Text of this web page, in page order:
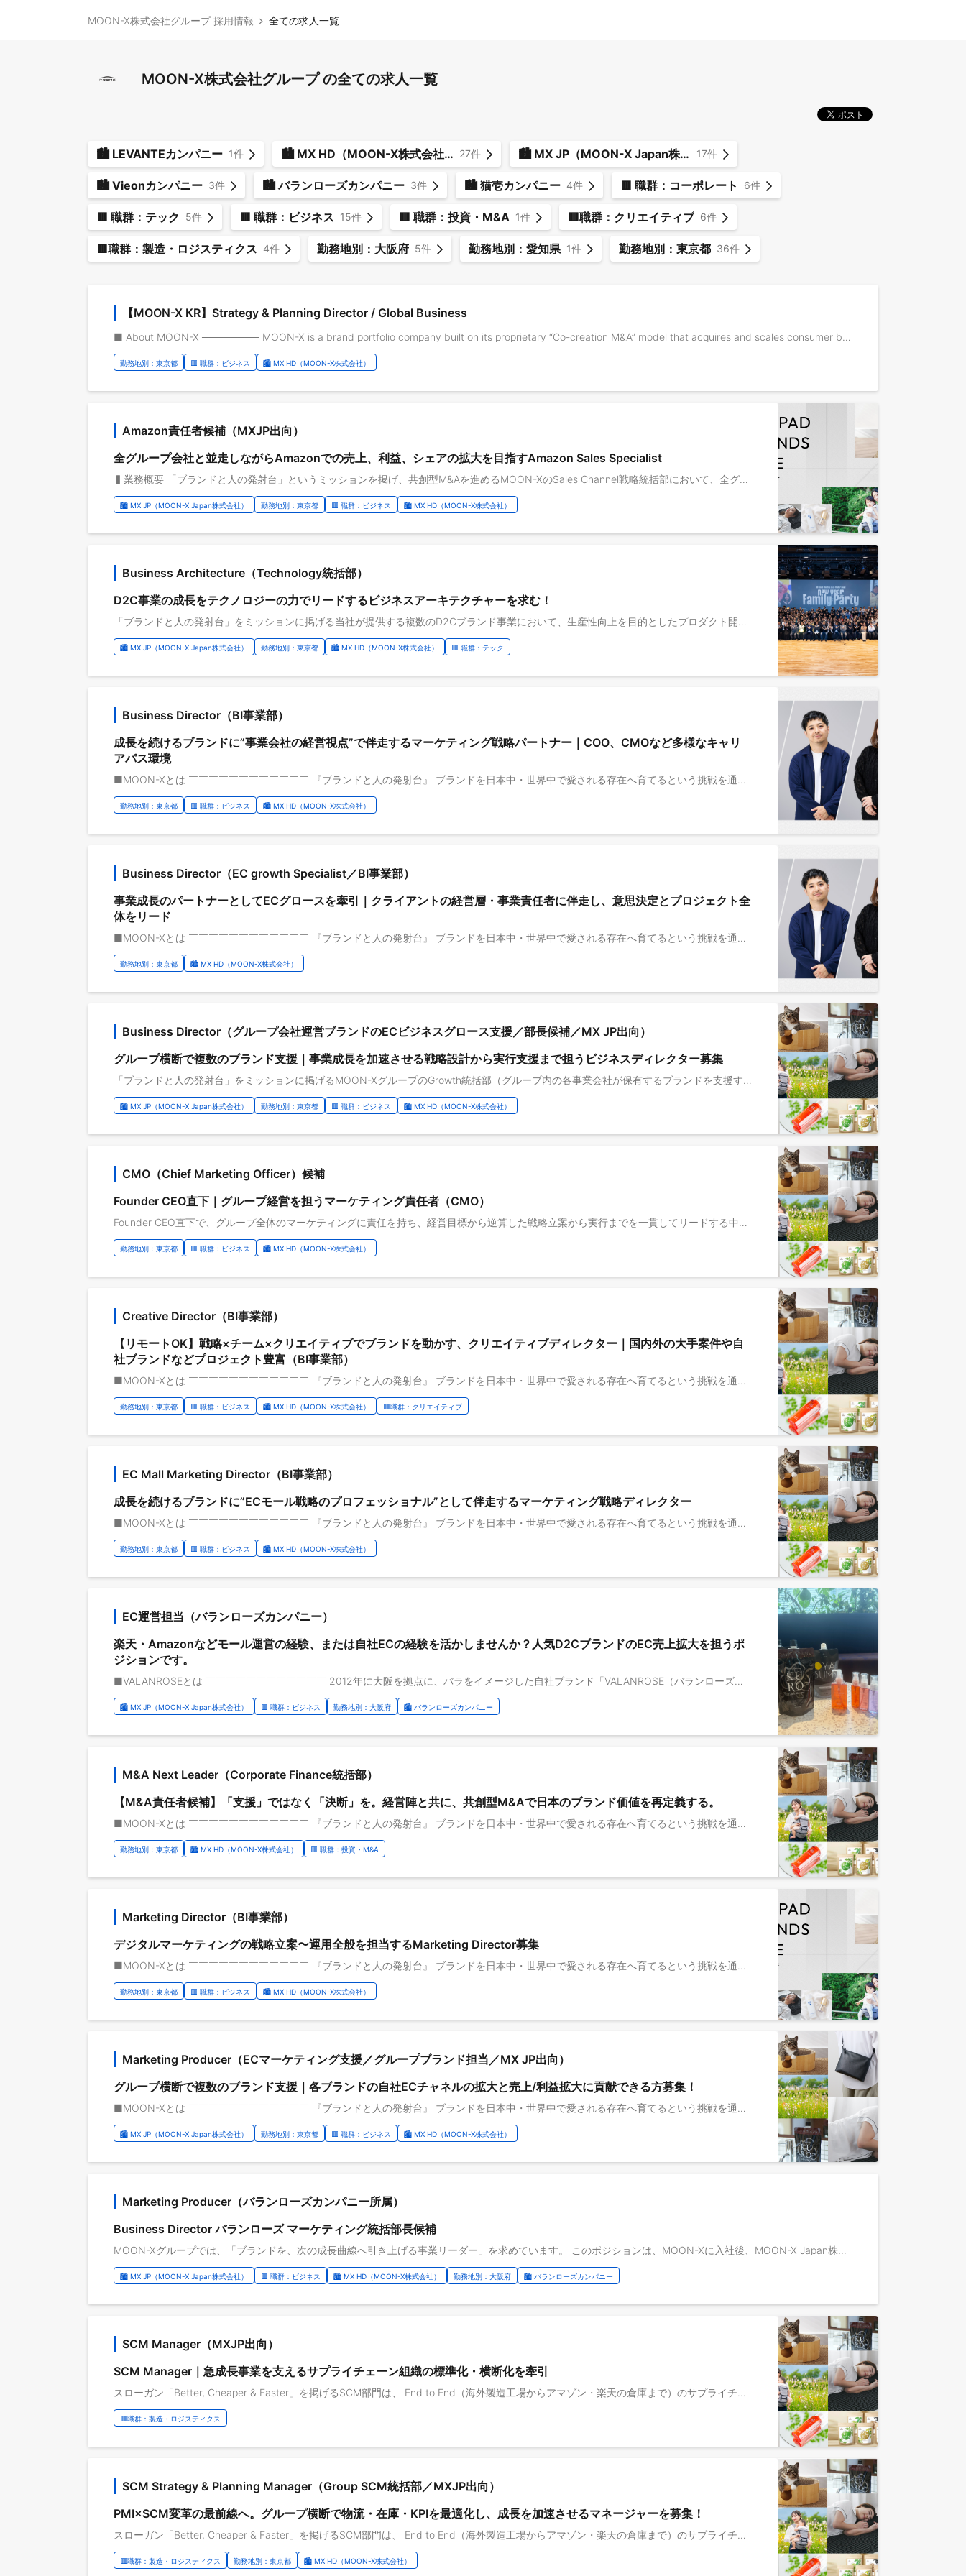
MOON-X株式会社グループ 採用情報 全ての求人一覧
MOON-X株式会社グループ の全ての求人一覧
🏙️ LEVANTEカンパニー 1件 🏙️ MX HD（MOON-X株式会社） 27件 🏙️ MX JP（MOON-X Japan株式会社） 17件
🏙️ Vieonカンパニー 3件 🏙️ バランローズカンパニー 3件 🏙️ 猫壱カンパニー 4件 🟥 職群：コーポレート 6件
🟥 職群：テック 5件 🟥 職群：ビジネス 15件 🟥 職群：投資・M&A 1件 🟥職群：クリエイティブ 6件
🟥職群：製造・ロジスティクス 4件 勤務地別：大阪府 5件 勤務地別：愛知県 1件 勤務地別：東京都 36件
【MOON-X KR】Strategy & Planning Director / Global Business
■ About MOON-X ──────── MOON-X is a brand portfolio company built on its proprietary “Co-creation M&A” model that acquires and scales consumer brands through operational excellence, digital expertise, and strong brand-building capabilities. We partner with founders to unlock long-term growth and build enduring category leaders. ■ Role Overview ──────── We are hiring a senior strategic leader to drive integration and value creation of new businesses in Korea. While Post-Merger Integration (PMI) experience is a plus, we prioritize strong strategic thinking, structured problem solving, and exceptional communication skills over formal integration background. This role will operate at the center of business decision-making, working closely with leadership to shape direction, align stakeholders, and ensure execution excellence. And this role is expected to lead the entire KR business eventually. ■ Key Responsibilities ──────── • Define integration priorities and value creation roadmap • Drive cross-functional alignment across business, operations, finance, and brand teams • Structure complex issues and translate strategy into executable plans • Track performance, identify gaps, and course-correct quickly • Serve as a communication bridge between leadership and operating teams • Support key strategic decisions and long-term organizational design ■Why This Role ──────── • Direct impact on high-priority strategic initiatives • High exposure to executive leadership • Opportunity to evolve into a broader organizational leadership role as MOON-X scales
勤務地別：東京都 🟥 職群：ビジネス 🏙️ MX HD（MOON-X株式会社）
Amazon責任者候補（MXJP出向）
全グループ会社と並走しながらAmazonでの売上、利益、シェアの拡大を目指すAmazon Sales Specialist
▍業務概要 「ブランドと人の発射台」というミッションを掲げ、共創型M&Aを進めるMOON-XのSales Channel戦略統括部において、全グループ会社と並走しながらAmazonでの売上、利益、シェアの拡大をお任せします。また、M&Aが実施される際は、候補の会社とのDDからPMI、そしてその後の事業計画の立案から実行までを担当していただきます。 日本・海外を問わず、弊社内で最もAmazonプラットフォームで成功する方法を知るAmazon責任者としての役割を期待しています。 ▍業務内容 全てのグループ会社のAmazonにおける売上と利益に責任を持ち、セラーモデルとベンダーモデルの両方において、以下をグループ会社と実現いただきます。 ・検索ランキング向上 ・新製品の立ち上げ ・ベストセラー商品の増加 ・適正な売価設定 ・広告費最適化 ・サプライチェーンの効率化 ・クリエイティブコンテンツの充実化 ・レビュー＆レイティング管理 ・プライムデーなどのベントでの成功事例構築 さらに、上記Amazonプラットフォームで成功するための方法を仕組み化・平準化することをお願いいたします。 ※変更の範囲：会社の定める業務の範囲による ▍レポートライン Sales Channel戦略統括部長（執行役員/CRO兼任）へKPI（Amazonの全グループ会社の売上・利益）をレポートいただきます。 https://www.moon-x.com/member/profile/sekiguchi ▍ポジションの魅力 ・巨大なAmazonプラットフォームで、消費者の生活を豊かにするMOON-X商品を、自らの行動によって、消費者に届けていくことができる。また、Amazonでの売上拡大、シェア拡大を日々実感することができる。 ・さまざまなグループ会社との協働、Amazonで勝つための戦略立案〜実行を行うことにより、事業運営の基礎から応用まで体得することができる ・急成長を続けているMOON-XをリードするSales Channelチームメンバーとして会社に貢献できる。また優秀且つダイバーシティに富んだMOON-X、グループ会社メンバーとOne Teamで仕事ができ、共に成長できる ▍入社後のキャリアパス Amazon責任者として6ヶ月〜1年で結果を出していただき、その後のキャリアパスは、結果・スキル・伸び代・本人の希望をもとに、上長とディスカッション、決定していくことができます。 ▍MOON-XのCulture We are Family：家族のように理解し合い、助け合い、学び合う Good Vibes：仕事やプロジェクトにポジティブな気持ちで取り組む Consumer is BOSS：お客様の期待値を超えるために、できることを考え抜く スピード狂：今できることは、即断即決で、やり切る 鉛弾マインド：困難な状況に直面しても、立ち向かい前進し続ける
🏙️ MX JP（MOON-X Japan株式会社） 勤務地別：東京都 🟥 職群：ビジネス 🏙️ MX HD（MOON-X株式会社）
Business Architecture（Technology統括部）
D2C事業の成長をテクノロジーの力でリードするビジネスアーキテクチャーを求む！
「ブランドと人の発射台」をミッションに掲げる当社が提供する複数のD2Cブランド事業において、生産性向上を目的としたプロダクト開発・システム導入などを、責任者としてグループ全体に対し横断的にリードしていただくDX Directorを募集しております。 ▍業務ミッション まずは当社が運営するD2Cブランド事業のオペレーションを理解し、課題の掘り起こしをおこなっていただきます。 そこから生産性の向上や業務効率の改善に必要な施策を立案し、社内のTechnical Director（事業担当PdM）、エンジニア、外部ベンダー等と協力して、プロダクト開発やシステムの導入をお任せいたします。 また、システム導入後、生産性や業務効率の恒常的な改善に向けて、継続的なアップデートを推進していただきます。 今後、事業規模が大きくなる中で、その時々のフェーズに応じて生産性向上に向けた施策を継続的におこなうのが本ポジションのミッションです。 ■具体的な仕事内容 ￣￣￣￣￣￣￣￣￣￣￣￣ ・複数のD2Cブランド事業のオペレーション課題の掘り起こしや可視化 ・生産性の向上や業務効率改善に向けた仮説の組み立てや施策立案 ・オペレーション課題の解決や業務効率改善に向け、プロダクト開発やシステムの導入 ・システム導入後の改善・改変 ・社内のTechnical Director（事業担当PdM）、エンジニア、外部ベンダー等、関係各所との連携 ※現在事業拡大中のため、今後フェーズの変化に応じて業務領域や役割が広がる可能性があります。 ※変更の範囲：会社の定める業務の範囲による ▍ポジションの魅力 社内の各分野における一流のプロフェッショナルたちと協働しながら、テクノロジーを活用して事業の成長に貢献できるのが本ポジションの魅力です。 また、スタートアップならではの事業や組織のスピード感ある成長をダイナミックかつダイレクトに感じることができるのも醍醐味です。 ▍入社後のキャリアパス まずは当社の自社ブランド運営事業において、DX Directorとして生産性の改善に携わっていただきます。 その後ご希望を踏まえて、 --------- ①現在のポジションのままDX Directorとしてチーム全体を統括していただく ②当社が提供するD2Cブランド事業において、Technologyを活用して事業成長をリードするポジションへの転身 --------- など、社内にて複数のキャリアパスをご用意しております。 ご自身のキャリアプランやスキルセットに応じて、ご相談が可能です。
🏙️ MX JP（MOON-X Japan株式会社） 勤務地別：東京都 🏙️ MX HD（MOON-X株式会社） 🟥 職群：テック
Business Director（BI事業部）
成長を続けるブランドに”事業会社の経営視点”で伴走するマーケティング戦略パートナー｜COO、CMOなど多様なキャリ
アパス環境
■MOON-Xとは ￣￣￣￣￣￣￣￣￣￣￣￣ 『ブランドと人の発射台』 ブランドを日本中・世界中で愛される存在へ育てるという挑戦を通じて、関わる人も、大きく成長していくことをめざしています。 ■事業 ￣￣￣￣￣￣￣￣￣￣￣￣ ◎ ブランド事業： MOON-Xは、人々のより良い暮らしを叶える多様なブランドを国内外で展開しています。 ブランド連携によるシナジーを活かし、人材・顧客体験の設計・テクノロジーの活用・販売チャネル戦略・サプライチェーン・クリエイティブなどの成功ノウハウをブランド間で共有し、個々のブランドの成長を加速させます。 これにより、大手ECモールからオフラインチャネルまで、グローバルな市場での展開を広げながら、生活を豊かにする価値を継続的にお客様へお届けします。 ◎ コンサルティング事業： 自社で複数ブランドを成長させてきた成功ノウハウと、支援会社でキャリアを積んだマーケティングのプロフェッショナルが持つ専門性を掛け合わせ、戦略設計から施策実行、日々の改善まで一気通貫で支援します。 業種を問わず、フルファネルでの高い成長シナリオを設計し、日々の運用に伴走することで、クライアントの継続的な事業成長を実現します。 ■期待している役割 ￣￣￣￣￣￣￣￣￣￣￣￣ クライアントの戦略パートナーとして、経営・事業視点から課題を構造化し、売上成長に向けた意思決定と実行をリードしていただきます。 マーケティング戦略の設計から、チーム・外部パートナーを巻き込んだ実行ディレクションまで、一貫して担っていただくポジションです。 ご経験やスキルに応じて、マネージャーレイヤーとしてチームマネジメントも行っていただきます。 ■具体的な仕事内容 ￣￣￣￣￣￣￣￣￣￣￣￣ ・クライアントへのイシューヒアリング、戦略パートナーとしての分析・提案リード ・プロジェクトマネジメント ・マーケティング戦略立案(ターゲット、コミュニケーション、チャネルなど) ・社内外ステークホルダー(社外パートナー含む)の実行ディレクション・進行管理 ・担当クライアントの売上KPI管理 ・クライアントとチームに対して、プロジェクトに関するフィードバック ※ご経験やスキルに応じてマネージャーとしてチームマネジメントも担っていただきます 【チーム体制】 クライアント ↓↑ カウンターパート：ビジネスディレクター（本ポジション） ↓↑ ・マーケティングディレクター（＋マーケティングストラテジスト1-2名） ・クリエイティブディレクター（＋デザイナー） クライアント1社につき、ビジネスディレクターの他4-5名のチーム体制が中心です。 その他、戦略や規模に応じて社内外の各プロフェッショナルと連携し進めます。そのディレクションを担うポジションです。 ※以下の領域には社内で部署横断で担当しているチームがあります。それぞれについて専門知識や経験は必ずしも必要ありません。連携を図りながら主体的にコンサルティングを進めていく形となります。 ・広報、PR、ブランディング ・デザイン、クリエイティブ ・D2Cブランドの商品企画、製品開発 ・Web/LP制作・ECシステム開発 ・サプライチェーン ※変更の範囲：会社の定める業務の範囲による ■ポジションの特徴・魅力 ￣￣￣￣￣￣￣￣￣￣￣￣ 【組織/チーム】 ・マーケティングに秀でた経営チームのもと、専門性の高い価値提供に携れる (代表のキャリア：FacebookJapan代表←楽天←P&G) ・スタートアップならではの共に事業を大きくしていく醍醐味が味わえる ・シリーズCの資金調達（総額76億円）で攻めのフェーズで事業とともに成長できる 【ポジション】 ・ハンズオンのパートナーとして業界を代表する企業の経営陣やマネジャーに伴走できる ・事業側のリソースを使って運用が可能（SCMや開発チームとの連携、ディストリビューターモデルの利用など） ・広告運用のエグゼキューションはなし ※想定所属先はMOON-X株式会社です。働き方については下部応募概要欄をご参照ください。 【キャリア、スキルアップ】 ・M&Aを積極的にしかけ、永続的な成長をめざすMOON-Xならではの豊富なキャリアパスが描ける ・チャレンジ次第では、グループ会社(自社ECブランド事業)のCMO/COO/事業責任者/インハウスマーケター/ブランドマネージャーもお任せしたいと考えています。 ※自社ブランドのCOOに、Brand Inovation事業部から転籍した実績あり 【働き方】 ・情報の透明性が高く、Impactを重視する社風。リモート/出社のフレキシブルな働き方で、生産性の最大化が図れる ■支援している具体的な領域 https://www.moon-x.com/business/consulting 1. 戦略立案：事業戦略、マーケティング戦略、コミュニケーション戦略の策定 2. ビジネス支援：商品開発。消費者調査、ブランド認知獲得、EC顧客獲得、モール支援、クリエイティブ制作 3. テック領域の構築・運用：DX推進、システム構築、UI/UX改善 4. グローバルビジネス支援：日本市場進出の事業戦略策定、ECを中心とした実行支援 5. MOON-X自社ブランド支援：ブランド認知獲得、自社ECサイトの立ち上げとグロース支援 など 今後は、海外ブランド支援を視野に入れ、国内外問わず多様なブランドに関わる機会が広がっています。 ■事業の成長と展望 2021年の事業ローンチ後、飛躍的かつ継続的にビジネスが成長しており、支援先を更に拡大し高い付加価値を生み出すべく体制強化を進めております。 ■ MOON-XのCulture ＆People ￣￣￣￣￣￣￣￣￣￣￣￣ ・コンサルから「事業家」へ。ナレッジと人が循環するBI事業部の成長環境 https://note.com/moonx/n/nd9a04b777941 ・大手コンサルマネージャーがベンチャーBusiness Directorへ転身。強力な仲間と「非連続なブランド成長」に挑む https://note.com/moonx/n/nfd0ce9a188b8 ・MOON-Xが育む「コンサル×事業視点を兼ね備えるマーケター集団」の可能性 https://note.com/moonx/n/n0369673ab45b ・MOON-Xってどんな会社？ https://note.com/moonx/n/nacd98e8020d7?magazine_key=m9e6061bdf742 ＊他にもnoteでさまざまな角度から会社を紹介しています。ぜひご覧ください。
勤務地別：東京都 🟥 職群：ビジネス 🏙️ MX HD（MOON-X株式会社）
Business Director（EC growth Specialist／BI事業部）
事業成長のパートナーとしてECグロースを牽引｜クライアントの経営層・事業責任者に伴走し、意思決定とプロジェクト全
体をリード
■MOON-Xとは ￣￣￣￣￣￣￣￣￣￣￣￣ 『ブランドと人の発射台』 ブランドを日本中・世界中で愛される存在へ育てるという挑戦を通じて、関わる人も、大きく成長していくことをめざしています。 ■事業 ￣￣￣￣￣￣￣￣￣￣￣￣ ◎ ブランド事業： MOON-Xは、人々のより良い暮らしを叶える多様なブランドを国内外で展開しています。 ブランド連携によるシナジーを活かし、人材・顧客体験の設計・テクノロジーの活用・販売チャネル戦略・サプライチェーン・クリエイティブなどの成功ノウハウをブランド間で共有し、個々のブランドの成長を加速させます。 これにより、大手ECモールからオフラインチャネルまで、グローバルな市場での展開を広げながら、生活を豊かにする価値を継続的にお客様へお届けします。 ◎ コンサルティング事業： 自社で複数ブランドを成長させてきた成功ノウハウと、支援会社でキャリアを積んだマーケティングのプロフェッショナルが持つ専門性を掛け合わせ、戦略設計から施策実行、日々の改善まで一気通貫で支援します。 業種を問わず、フルファネルでの高い成長シナリオを設計し、日々の運用に伴走することで、クライアントの継続的な事業成長を実現します。 ■期待している役割と募集背景 ￣￣￣￣￣￣￣￣￣￣￣￣ ハンズオン型のコンサルティング事業の中核として、クライアントのEC領域の事業成長を牽引することがミッションです。 主にクライアントのEC事業全体の成長を担うパートナーとして、売上・利益の最大化に向けた意思決定と実行をリードしていただきます。 市場環境や顧客データ、チャネル特性を踏まえて事業構造を捉え直し、自社EC・モールを含む複数チャネルにおける成長機会を特定。マーケティング、CRM、商品・価格戦略などを横断しながら、再現性のあるグロースモデルを構築・推進していただくことを期待しています。 また、MOON-Xが保有する自社ブランドの成長ノウハウやオペレーション知見を活かし、コンサルティングサービス自体の高度化・再設計にも関与いただくことを期待しています。事業会社としての実践知とクライアント支援を接続し、より高い付加価値を持つEC支援モデルの構築にも貢献いただけるポジションです。 これまで多くの大手企業・グローバル企業の支援に伴走していますが、特にEC事業を抜本的に成長（グロース）させたい」という相談が急増しており、ECグロース案件に携わるポジションとして募集します。 ※コンサルティング事業の特徴は、後半に記載 ■具体的な仕事内容 ￣￣￣￣￣￣￣￣￣￣￣￣ Business Director（EC growth Specialist）として、クライアントの経営層・事業責任者と対峙し、“事業責任者に近い立場”で意思決定とプロジェクト全体をリードしていただきます。 ・クライアントへのイシューヒアリング、戦略パートナーとしての分析・提案リード ・プロジェクトマネジメント ・売上/KPIに基づくマーケティング戦略立案（ターゲット、コミュニケーション、チャネルなど） ・社内外ステークホルダー（社外パートナー含む）と連携した施策実行の推進・進行管理 ・担当クライアントの売上KPI管理 ・クライアントとチームに対して、プロジェクトに関するフィードバック など ＊マーケティング戦略の設計にとどまらず、チャネル戦略（自社EC・モール）やCRM、商品・価格設計などを横断しながら、チーム・外部パートナーを巻き込んだ実行推進まで一貫して担っていただくポジションです。 ＊ご経験やスキルに応じて、マネージャーレイヤーとしてチームマネジメントも行っていただきます。 【チーム体制】 クライアント ↓↑ カウンターパート：ビジネスディレクター（本ポジション） ↓↑ ・マーケティングディレクター（＋マーケティングストラテジスト1-2名） ・クリエイティブディレクター（＋デザイナー） クライアント1社につき、ビジネスディレクターの他4-5名のチーム体制が中心です。 その他、戦略や規模に応じて社内外の各プロフェッショナルと連携し進めます。そのディレクションを担うポジションです。 ※以下の領域には社内で部署横断で担当しているチームがあります。それぞれについて専門知識や経験は必ずしも必要ありません。連携を図りながら主体的にコンサルティングを進めていく形となります。 ・広報、PR、ブランディング ・デザイン、クリエイティブ ・D2Cブランドの商品企画、製品開発 ・Web/LP制作・ECシステム開発 ・サプライチェーン ※変更の範囲：会社の定める業務の範囲による ※想定所属先はMOON-X株式会社です。働き方については下部応募概要欄をご参照ください。 ■ポジションの特徴・魅力 ￣￣￣￣￣￣￣￣￣￣￣￣ 【組織/チーム】 ・マーケティングに秀でた経営チームのもと、専門性の高い価値提供に携れます(代表のキャリア：FacebookJapan代表←楽天←P&G) ・スタートアップならではの共に事業を大きくしていく醍醐味が味わえます ・シリーズCの資金調達（総額76億円）で攻めのフェーズで事業とともに成長できます 【ポジション】 ・ハンズオンのパートナーとして業界を代表する企業の経営陣や事業グロースに伴走できます ・事業側のリソースを使って運用が可能（SCMや開発チームとの連携、ディストリビューターモデルの利用など）です 【キャリア、スキルアップ】 ・M&Aを積極的にしかけ、永続的な成長をめざすMOON-Xならではの豊富なキャリアパスが描けます ・チャレンジ次第では、グループ会社(自社ECブランド事業)のCMO/COO/事業責任者/インハウスマーケター/ブランドマネージャーもお任せしたいと考えています ※自社ブランドのCOOに、Brand Inovation事業部から転籍した実績あり 【働き方】 ・情報の透明性が高く、Impactを重視する社風。リモート/出社のフレキシブルな働き方で、生産性の最大化が図れます ■コンサルティング事業の特徴 ￣￣￣￣￣￣￣￣￣￣￣￣ 【Brand Innovation事業部とは】 当事業部では、自社ブランド運営で培った豊富な知見とノウハウを活かし、クライアントの多様な課題を解決するハンズオン型コンサルティングを展開しています。マーケティング戦略の立案からブランドコンセプトの設計、商品開発まで、クライアントのニーズに合わせた最適な価値を提供しています。 ■特徴 当事業部の最大の強みは、自社ブランド運営と外部ブランド支援で得た実践的な知見を活用し、相互シナジーを創出するユニークなスタイルにあります。従来のコンサルティングファームや広告代理店とは一線を画し、実行力と伴走型支援を重視したアプローチを採用しています。 支援先は多岐にわたり、外資系グローバル企業や、化粧品、消費財、アパレル、エンタメ、モビリティ、家電など、誰もが知る業界大手のクライアントも含まれます。一部の案件では、年数十億円規模の予算を動かすケースもあります。 また、年商200億円を超える企業の代表や役員がレポートラインとなるケースもあり、ハイレベルかつ重要度の高い課題に対してコンサルティングを行うことが特徴です。OwnershipとCommitmentを武器に、ほとんどの案件が継続的な支援へと発展しています。 ■支援している具体的な領域 https://www.moon-x.com/business/consulting 1. 戦略立案：事業戦略、マーケティング戦略、コミュニケーション戦略の策定 2. ビジネス支援：商品開発。消費者調査、ブランド認知獲得、EC顧客獲得、モール支援、クリエイティブ制作 3. テック領域の構築・運用：DX推進、システム構築、UI/UX改善 4. グローバルビジネス支援：日本市場進出の事業戦略策定、ECを中心とした実行支援 5. MOON-X自社ブランド支援：ブランド認知獲得、自社ECサイトの立ち上げとグロース支援 など 今後は、海外ブランド支援を視野に入れ、国内外問わず多様なブランドに関わる機会が広がっています。 ■事業の成長と展望 2021年の事業ローンチ後、飛躍的かつ継続的にビジネスが成長しており、支援先を更に拡大し高い付加価値を生み出すべく体制強化を進めております。 ■ MOON-XのCulture ＆People ￣￣￣￣￣￣￣￣￣￣￣￣ ・コンサルから「事業家」へ。ナレッジと人が循環するBI事業部の成長環境 https://note.com/moonx/n/nd9a04b777941 ・大手コンサルマネージャーがベンチャーBusiness Directorへ転身。強力な仲間と「非連続なブランド成長」に挑む https://note.com/moonx/n/nfd0ce9a188b8 ・MOON-Xが育む「コンサル×事業視点を兼ね備えるマーケター集団」の可能性 https://note.com/moonx/n/n0369673ab45b ・MOON-Xってどんな会社？ https://note.com/moonx/n/nacd98e8020d7?magazine_key=m9e6061bdf742 ＊他にもnoteでさまざまな角度から会社を紹介しています。ぜひご覧ください。
勤務地別：東京都 🏙️ MX HD（MOON-X株式会社）
Business Director（グループ会社運営ブランドのECビジネスグロース支援／部長候補／MX JP出向）
グループ横断で複数のブランド支援｜事業成長を加速させる戦略設計から実行支援まで担うビジネスディレクター募集
「ブランドと人の発射台」をミッションに掲げるMOON-XグループのGrowth統括部（グループ内の各事業会社が保有するブランドを支援するグループ横断の組織)にて、各ブランドの売上と利益の最大化における課題を発見し、戦略設計から実行までを行っていただく、Business Directorを募集します。 ■期待している役割 1) 戦略立案 -事業戦略の策定（-グループ内の各事業会社のCEO/COO/ブランドマネージャーと連携） -マーケティング戦略の立案〜実行まで一気通貫で支援 2) ビジネス支援： -マーケティング業務全般のワークデザイン -自社ECサイトにおけるデジタル広告運用による顧客獲得支援およびそのディレクション -Amazonや楽天などのモール支援（モール内広告の運用からSEOなど） -商品開発、クリエイティブ制作支援 -その他、戦略実行のための業務全般 ※変更の範囲：会社の定める業務の範囲による ■募集の背景 2025年に新設された組織となっており、マネージャーとして組織運営全般にも携わっていただきます。なお、支援対象となるMOON-Xグループのブランドの数は2025年5月時点で7ブランドですが、今後も新たなM&Aにより増える可能性があります。 ▼主なブランド ・ママパパに「寄り添い共感」するベビー&マタニティブランド「ケラッタ」 ・日常を更に素敵なモノにする寝具ブランド「ヒツジのいらない枕」 ・猫との暮らしを豊かにする「猫壱」 ・美と健康を追求するヘルスケア&ビューティーブランド「レバンテ」 ・シンプルな機能美で紡ぐ日々の愛着「FUROSHIKI」 ・いつまでも綺麗でありたい人々をサポートするヘアケアブランド「VALANROSE」 ・機能性とデザイン性を兼ね備えた女性向けインナーブランド「momoful」 など ■実際の動き方 ・事業会社のCEO/COO/ブランドマネージャーなどとコミュニケーションを取り、ブランドの課題や求めていること、ビジネス上の成長余地をキャッチアップいただきます。 ・施策を立案し、クリエイティブグループ、Consumer experienceグループ(CSやCRMなどを担当)、Sales＆Channelグループ(モールのチャネル支援やオフライン営業などを担当)などの各関連部署のメンバーをアサイン。自らがハブとなりプロジェクトをリードすることでブランドの成長支援を実施いただきます。 ※変更の範囲：会社の定める業務の範囲による ■ポジションの魅力 ・現在年間売上数十億規模のブランドを100億のブランドに成長させる当事者になることができます。 ・MOON-Xは今後も新しいブランドのジョインを予定しているため、様々なカテゴリのブランドに経営レイヤーで携わることができる可能性があります。 ・Meta、楽天、P&G、サイバーエージェント、博報堂など名だたる企業出身の優秀なメンバーと一緒にプロジェクトを進めることができます。MOON-Xの代表は元Meta日本法人代表をの経歴であり、優秀な経営層とも距離が近くコミュニケーションを取ることができます。 ・実績を上げていただければ、いずれグループ会社のCMO/COO候補として事業会社にジョインすることも可能です。
🏙️ MX JP（MOON-X Japan株式会社） 勤務地別：東京都 🟥 職群：ビジネス 🏙️ MX HD（MOON-X株式会社）
CMO（Chief Marketing Officer）候補
Founder CEO直下｜グループ経営を担うマーケティング責任者（CMO）
Founder CEO直下で、グループ全体のマーケティングに責任を持ち、経営目標から逆算した戦略立案から実行までを一貫してリードする中核ポジションです。 ■MOON-Xとは 『ブランドと人の発射台』 ブランドを日本中・世界中で愛される存在へ育てるという挑戦を通じて、関わる人も大きく成長していくことをめざしています。 ■事業 ◎ ブランド事業： ベビー用品・寝具・ペット用品・化粧品など、多様なブランドを国内外で展開。 ブランド間で人材・ノウハウ・データを共有し、再現性ある成長モデルを構築・横展開することで、各ブランドの成長を加速させています。 ◎ コンサルティング事業： 自社で培ったブランド成長ノウハウをもとに、戦略設計から実行・改善まで一気通貫で支援。 フルファネルでの成長を実現しています。 ■期待するミッション ・グループおよび各ブランドの成長最大化に向けたマーケティング戦略の設計・実行 ・経営目標（売上・利益・企業価値）から逆算した戦略立案・予算設計 ・ブランドのグロース戦略設計および実行 ・グローバル市場を前提としたブランド戦略の構築・展開 ・マーケティング組織の設計・採用・育成・評価 ・全社横断プロジェクトの推進およびレピュテーション構築 ■具体的な業務 ・グループ全体のマーケティング戦略の統括および実行推進 ・各ブランドの成長戦略設計およびグロースリード ・マーケティング組織の設計・マネジメント ・M&A・海外展開を含む全社成長戦略への関与 ※変更の範囲：会社の定める業務の範囲による ■このポジションの魅力 ・経営目標から逆算し、マーケティングを通じて企業価値の最大化に直接責任を持つポジション ・Founder CEO直下で、企業戦略・組織・カルチャーなど経営の中核に関与できる ・M&Aを通じて複数ブランドの成長を担い、再現性ある成長モデルを構築・横展開できる ・US・アジアを含むグローバル市場でのブランド成長をリードできる ・意思決定から実行までのスピードが速く、大きな裁量を持って挑戦できる 本ポジションの背景や期待については、こちらの記事でも詳しくご紹介しています： https://note.com/moonx/n/n0c24f81cc293 ※想定所属先はMOON-X株式会社です。働き方については下部応募概要欄をご参照ください。
勤務地別：東京都 🟥 職群：ビジネス 🏙️ MX HD（MOON-X株式会社）
Creative Director（BI事業部）
【リモートOK】戦略×チーム×クリエイティブでブランドを動かす、クリエイティブディレクター｜国内外の大手案件や自
社ブランドなどプロジェクト豊富（BI事業部）
■MOON-Xとは ￣￣￣￣￣￣￣￣￣￣￣￣ 『ブランドと人の発射台』 ブランドを日本中・世界中で愛される存在へ育てるという挑戦を通じて、関わる人も、大きく成長していくことをめざしています。 ■事業 ￣￣￣￣￣￣￣￣￣￣￣￣ ◎ ブランド事業： MOON-Xは、人々のより良い暮らしを叶える多様なブランドを国内外で展開しています。 ブランド連携によるシナジーを活かし、人材・顧客体験の設計・テクノロジーの活用・販売チャネル戦略・サプライチェーン・クリエイティブなどの成功ノウハウをブランド間で共有し、個々のブランドの成長を加速させます。 これにより、大手ECモールからオフラインチャネルまで、グローバルな市場での展開を広げながら、生活を豊かにする価値を継続的にお客様へお届けします。 ◎ コンサルティング事業： 自社で複数ブランドを成長させてきた成功ノウハウと、支援会社でキャリアを積んだマーケティングのプロフェッショナルが持つ専門性を掛け合わせ、戦略設計から施策実行、日々の改善まで一気通貫で支援します。 業種を問わず、フルファネルでの高い成長シナリオを設計し、日々の運用に伴走することで、クライアントの継続的な事業成長を実現します。 ▍期待している役割 ──────────────── 幅広いジャンルのプロダクトやブランド（消費財、化粧品、アパレルなど）を持つ様々なナショナルクライアントの戦略パートナーとして、単なる制作進行ではなく、ビジネスゴール（売上・LTV・認知拡大）に紐づくクリエイティブ戦略のリードをしていただきます。 また、ご経験によってはクリエイティブチームのマネジメントも行っていただく可能性があります。 ご経験に合わせて業務内容や役割の調整が可能です。 ▍具体的な仕事内容 ──────────────── ・全体戦略に基づいたクリエイティブコミュニケーション設計 ・プロモーション・ブランディング領域におけるグラフィック、Webサイト、LP、バナー、動画等のデザインディレクション ・クリエイティブの効果検証、改善のためのPDCAの実行・リード ・クライアントへの課題ヒアリングから要望を整理し課題定義への落とし込み・提案 ・制作物に必要な素材撮影やイベント撮影における撮影ディレクション（スチル・ムービーなど） ・多種多様なクリエイティブ制作における企画立案と遂行、業務改善 ・サポートスタッフへの指示出し／社内外のクリエイターへのディレクション ・マーケティングディレクターなど他職種との連携 ビジネスディレクターと共に、クライアントの課題をクリエイティブ視点で解決させるための戦略立案から運用ディレクションまですべてお願いしたいと思います。 ※変更の範囲：会社の定める業務の範囲による ▍ポジションの魅力 ──────────────── 【ポジション】 ・デジマ×戦略の視点での幅広い領域のナショナルクライアントのビジネスに向き合える ・外資/内資の大手ナショナルクライアントのクリエイティブ制作にも関われる ・自社ブランドのマーケティング支援にも関われる ※想定所属先はMOON-X株式会社です。働き方については下部応募概要欄をご参照ください。 【キャリア、スキルアップ】 ・クリエイティブディレクターとしてのスペシャリストまたはマネジメント職双方のキャリアパスがあります ・社内のビジネスディレクターなどと協業し、ブランディング領域の専門性を高めることができます ・自社ブランド専属担当へのキャリアチェンジも可能です ※その他、M&Aを積極的に仕掛け、永続的な成長をめざすMOON-Xならではの豊富なキャリアパスが描けます 【組織/チーム】 ・マーケティングに秀でた経営チームのもと、専門性の高い価値提供に携れます (代表のキャリア：FacebookJapan代表←楽天←P&G) ・スタートアップならではの共に事業を大きくしていく醍醐味が味わえます ・リモート/出社のフレキシブルな働き方で、生産性の最大化が図れます ▍MOON-XのCulture ＆People ──────────────── ・コンサルから「事業家」へ。ナレッジと人が循環するBI事業部の成長環境 https://note.com/moonx/n/nd9a04b777941 ・酒蔵出身クリエイティブディレクターが語る、MOON-Xで見つけた“成長の場所” https://note.com/moonx/n/nd4482b8b3abc ・MOON-Xが育む「コンサル×事業視点を兼ね備えるマーケター集団」の可能性 https://note.com/moonx/n/n0369673ab45b?magazine_key=m9e6061bdf742 ・管理職から、再びプレイヤーへ。キャリアを逆算して選んだ、次の挑戦 https://note.com/moonx/n/n16b923869732 ・MOON-Xってどんな会社？ https://note.com/moonx/n/nacd98e8020d7 ＊他にもnoteでさまざまな角度から会社を紹介しています。ぜひご覧ください。 ▍現在のチーム体制 約20名(2026年1月現在) Meta、博報堂、博報堂DY、Speee、パーソルグループ、トランスコスモス、サイバーエージェント、北の達人、楽天、P&G、ドーム、ベイカレントコンサルティングなどで活躍してきたメンバーがおり、良い刺激を受けながら切磋琢磨できます。
勤務地別：東京都 🟥 職群：ビジネス 🏙️ MX HD（MOON-X株式会社） 🟥職群：クリエイティブ
EC Mall Marketing Director（BI事業部）
成長を続けるブランドに”ECモール戦略のプロフェッショナル”として伴走するマーケティング戦略ディレクター
■MOON-Xとは ￣￣￣￣￣￣￣￣￣￣￣￣ 『ブランドと人の発射台』 ブランドを日本中・世界中で愛される存在へ育てるという挑戦を通じて、関わる人も、大きく成長していくことをめざしています。 ■事業 ￣￣￣￣￣￣￣￣￣￣￣￣ ◎ ブランド事業： MOON-Xは、人々のより良い暮らしを叶える多様なブランドを国内外で展開しています。 ブランド連携によるシナジーを活かし、人材・顧客体験の設計・テクノロジーの活用・販売チャネル戦略・サプライチェーン・クリエイティブなどの成功ノウハウをブランド間で共有し、個々のブランドの成長を加速させます。 これにより、大手ECモールからオフラインチャネルまで、グローバルな市場での展開を広げながら、生活を豊かにする価値を継続的にお客様へお届けします。 ◎ コンサルティング事業： 自社で複数ブランドを成長させてきた成功ノウハウと、支援会社でキャリアを積んだマーケティングのプロフェッショナルが持つ専門性を掛け合わせ、戦略設計から施策実行、日々の改善まで一気通貫で支援します。 業種を問わず、フルファネルでの高い成長シナリオを設計し、日々の運用に伴走することで、クライアントの継続的な事業成長を実現します。 【支援実績】 外資系グローバル企業や、化粧品、消費財、アパレル、エンタメ、モビリティ、家電など、誰もが知る業界大手のクライアントも含まれます。一部の案件では年数十億円規模の広告費を動かすケースもあります。 また、年商200億円を超える企業の代表や役員がレポートラインとなるケースもあり、ハイレベルかつ重要度の高い課題に対してコンサルティングを行うことが特徴です。OwnershipとCommitmentを武器に、ほとんどの案件が立ち上げから継続的な支援へと発展しています。 【支援領域】 https://www.moon-x.com/business/consulting 1. 戦略立案：事業戦略の策定／マーケティング戦略やコミュニケーション戦略の策定 2. ビジネス支援：商品開発／消費者調査／ブランド認知獲得／ECサイトの顧客獲得／Amazonや楽天などのモール支援／クリエイティブ制作 等 3. テック領域の構築・運用：テクノロジーを駆使したDX支援／システム構築やUI/UX改善運用 4. グローバルビジネス支援：日本市場開拓における事業戦略の策定/ECを中心とした実行支援 5. MOON-X自社ブランド支援：ブランド認知獲得／自社ECサイトの立ち上げとグロース支援 等 【今後の展望・事業展開】 2021年の事業ローンチ後、飛躍的かつ継続的にビジネスが成長しています。 海外ブランド支援も視野に入れ、国内外問わず多様な支援先を拡大し、高い付加価値を生み出すべく体制強化を進めています。 ■期待している役割 ￣￣￣￣￣￣￣￣￣￣￣￣ 幅広いジャンルのプロダクトやブランド（消費財、化粧品、アパレルなど）を持つナショナルクライアントの戦略パートナーとして、Amazon・楽天を中心としたECモール領域の売上拡大を牽引するための戦略立案から実行までを担っていただきます。 モール・広告運用にとどまらず、マーケティング全体を俯瞰しながら”事業会社の経営視点”で提案し、プロジェクトマネジメントやチームのリードを通じて成果創出を牽引していただくことを期待しています。 ■具体的な仕事内容 ￣￣￣￣￣￣￣￣￣￣￣￣ ・Amazon/楽天を中心としたECモール戦略の設計と推進 ・広告運用、SEO、商品ページ改善のプランニングと実行およびディレクション ・販売状況のモニタリング(レポートの作成) ・運用チームのディレクション ・クリエイティブディレクターなど他職種との連携 ・若手メンバーの育成やナレッジ共有を通じたチーム強化 ・新規リード獲得につながるエントリーソリューションの開発 ビジネスディレクターと共に、クライアントの課題をマーケティング視点で解決させるための戦略立案から運用まですべてお願いしたいと思います。（ECモール領域における成果責任とクライアントへのアカウンタビリティを担います。） ※変更の範囲：会社の定める業務の範囲による 【チーム体制】 クライアント ↓↑ カウンターパート：ビジネスディレクター ↓↑ ・マーケティングディレクター★（＋マーケティングストラテジスト1-2名） ・クリエイティブディレクター（＋デザイナー） クライアント1社につき、ビジネスディレクターと本ポジションであるマーケティングディレクターを含め4-5名のチーム体制が中心です。 その他、戦略や規模に応じて社内外の各プロフェッショナルと連携し進めます。 ※変更の範囲：会社の定める業務の範囲による ■ポジションの特徴・魅力 ￣￣￣￣￣￣￣￣￣￣￣￣ 【組織/チーム】 ・マーケティングに秀でた経営チームのもと、専門性の高い価値提供に携れる (代表のキャリア：FacebookJapan代表←楽天←P&G) ・スタートアップならではの共に事業を大きくしていく醍醐味が味わえる ・シリーズCの資金調達（総額76億円）で攻めのフェーズで事業とともに成長できる 【ポジション】 ・ハンズオンのパートナーとして業界を代表する企業の経営陣やマネジャーに伴走できる ・事業側のリソースを使って運用が可能（SCMや開発チームとの連携、ディストリビューターモデルの利用など） ※想定所属先はMOON-X株式会社です。働き方については下部応募概要欄をご参照ください。 【キャリア、スキルアップ】 ・M&Aを積極的にしかけ、永続的な成長をめざすMOON-Xならではの豊富なキャリアパスが描ける ・チャレンジ次第では、グループ会社(自社ECブランド事業)のCMO/COO/事業責任者/インハウスマーケター/ブランドマネージャーもお任せしたいと考えています。 ※自社ブランドのCOOに、Brand Inovation事業部から転籍した実績あり 【働き方】 ・情報の透明性が高く、Impactを重視する社風。リモート/出社のフレキシブルな働き方で、生産性の最大化が図れる ■ MOON-XのCulture ＆People ￣￣￣￣￣￣￣￣￣￣￣￣ ・M&Aを推進するMOON-Xでなぜ、外部支援なのか？Brand Innovation事業部が語る唯一無二の面白さ https://note.com/moonx/n/n2af3d26c4f50 ・MOON-Xが育む「コンサル×事業視点を兼ね備えるマーケター集団」の可能性 https://note.com/moonx/n/n0369673ab45b ・広告代理店出身者がMOON-Xで開拓する「マーケターの新たな道」 https://note.com/moonx/n/n506e9372aaa1?sub_rt=share_b ・管理職から、再びプレイヤーへ。キャリアを逆算して選んだ、次の挑戦 https://note.com/moonx/n/n16b923869732 ・MOON-Xってどんな会社？ https://note.com/moonx/n/nacd98e8020d7?magazine_key=m9e6061bdf742 ＊他にもnoteでさまざまな角度から会社を紹介しています。ぜひご覧ください。
勤務地別：東京都 🟥 職群：ビジネス 🏙️ MX HD（MOON-X株式会社）
EC運営担当（バランローズカンパニー）
楽天・Amazonなどモール運営の経験、または自社ECの経験を活かしませんか？人気D2CブランドのEC売上拡大を担うポ
ジションです。
■VALANROSEとは ￣￣￣￣￣￣￣￣￣￣￣￣ 2012年に大阪を拠点に、バラをイメージした自社ブランド「VALANROSE（バランローズ）」が誕生し、今年で14期を迎えました。 中でも「KUROクリームシャンプー」は、手軽に白髪ケアできる商品として好評を博し、定期購入のリピーターが増え続けている人気商品です。 ※情報バラエティー番組「Girls Happy Style（ガールズハッピースタイル）」でも、KUROクリームシャンプーが紹介されました！ぜひご覧ください。 https://youtu.be/FGplKD4YSJM 単品リピート通販モデルを活用しながらも、ECプラットフォームにて白髪染めランキング1位を獲得するなど飛躍的な成長を遂げています。 2024年12月には、共創型M&Aによって MOON-X株式会社と経営統合し、ヘルス＆ビューティケア領域のリーディングブランドを目指しており、急成長中です。 https://digitalpr.jp/r_detail.php?release_id=102880 ＜VALANROSE（バランローズ）ってどんなブランド？＞ https://note.com/moonx/n/ndf4757b21c1d?sub_rt=share_b ＜主な自社商品＞ ・「KURO」ただ染めるだけでなく「美しさ」にこだわる方へ。白髪染めクリームシャンプー ・「OYASUMI」活性炭配合で頭皮の皮脂汚れを吸着・洗浄でき、おやすみ前のシャンプーで簡単スカルプケア。 ・「ヘアエッセンスオイル」完全オーガニック栽培の高級アルバローズオイル配合のヘアオイル。 ■ポジション概要 ￣￣￣￣￣￣￣￣￣￣￣￣ 自社ブランドを展開するVALANROSEにて、ECモールを中心としたEC運営担当を募集します。 楽天・AmazonなどのECモール運営を中心に、売上分析・販促施策・商品ページ改善などを通じて、EC売上の拡大を担っていただくポジションです。 主力商品である「KUROクリームシャンプー」はECモールでもランキング上位を獲得するなど高い人気を誇っており、今後さらにEC事業を成長させていくための体制強化として募集しています。 モール運営経験を活かしながら、広告運用やデータ分析、販促企画などにも関わることができ、EC運営からマーケティング領域までスキルを広げていける環境です。 楽天・Amazonなどのモール経験者はもちろん、自社ECサイト運営の経験をお持ちの方も歓迎しています。 ■具体的な業務内容 ￣￣￣￣￣￣￣￣￣￣￣￣ 楽天・Amazon・YahooなどのECモールにおける売上最大化を目的とした運営をお任せします。 具体的には ・楽天 / Amazon / Yahoo / Qoo10などのモール運営 ・売上 / CVR / 広告効果の分析 ・モール広告の運用 / 改善 ・商品ページ / LP / バナー改善 ・セール / キャンペーン企画 ・広告代理店とのコミュニケーション ・競合調査 / 市場リサーチ また、自社ECサイトの運営経験をお持ちの方には、スキルやご経験に応じて自社EC領域の運営・改善業務をお任せすることも可能です。 ご経験や志向に応じて、ECモール・自社ECの双方から売上拡大に関わっていただける環境です。 ※変更の範囲：会社の定める業務の範囲による ■このポジションの魅力 ￣￣￣￣￣￣￣￣￣￣￣￣ ① 人気D2CブランドのEC売上拡大を担える 自社ブランド「VALANROSE」は、白髪ケア市場で人気を集めるブランドです。主力商品「KUROクリームシャンプー」はECモールでもランキング上位を獲得しており、安定した人気を誇っています。 ② EC運営からマーケティングまでスキルを広げられる ECモール運営を中心に担当いただきながら、売上分析・販促施策・広告運用・商品ページ改善などにも関わることができます。EC運用の経験をベースに、D2Cマーケティングのスキルを広げていける環境です。楽天・Amazon・YahooなどのECモールや自社ECの売上拡大に関わりながら、ブランド成長をダイレクトに感じられるポジションです。 ③ 少数精鋭組織で裁量を持ってEC運営に関われる 少人数のチームのため、施策提案や改善にも主体的に関わることができます。キャンペーン企画や商品ページ改善など、自分のアイデアや施策が売上に直結する環境でEC運営に取り組むことができます。 ※想定配属先はバランローズカンパニーです。バランローズカンパニーの働き方については下部応募概要欄をご参照ください。
🏙️ MX JP（MOON-X Japan株式会社） 🟥 職群：ビジネス 勤務地別：大阪府 🏙️ バランローズカンパニー
M&A Next Leader（Corporate Finance統括部）
【M&A責任者候補】「支援」ではなく「決断」を。経営陣と共に、共創型M&Aで日本のブランド価値を再定義する。
■MOON-Xとは ￣￣￣￣￣￣￣￣￣￣￣￣ 『ブランドと人の発射台』 ブランドを日本中・世界中で愛される存在へ育てるという挑戦を通じて、関わる人も、大きく成長していくことをめざしています。 ￣￣￣￣￣￣￣￣￣￣￣￣ ■当ポジションの魅力 ・「決める側」へのステップアップが可能 案件の中核を担いながら、経営陣（CEO/CFO）と直接議論し、投資判断の意思決定プロセスを主導していただきます。 ・PMIまで見据えた一気通貫の経験が可能 ディール成立で終わらず、その後の成長戦略立案やPMI、組織基盤の構築まで深く関与できます。 ・「案件を回す人」から「経営を動かすリーダー」と成長できる プレイヤーとしての卓越した成果を出しつつ、チームビルディングやナレッジの仕組み化など、組織を創るフェーズに携わる経験を積む事ができます。 ※想定所属先はMOON-X株式会社です。働き方については下部応募概要欄をご参照ください。 ■共創型M&Aとは どちらかがもう一方の企業に吸収合併されるのではなく、お互いの強みを持ち寄り、ONE Teamとなってブランドの更なる飛躍と継続的な成長を目指すアプローチのこと。MOON-Xでは、社内に各分野における一流のプロフェッショナルたちを擁し、ECロールアップモデルの事業でブランドを成長させています。 ■具体的な業務内容 入社直後はプロジェクトマネージャー（PM）として案件をリードいただき、早期にチーム運営や戦略立案を含む責任者業務へシフトしていただくことを期待しています。 <1> 戦略・チームリード（M&A戦略の企画・実行、組織運営） ・経営陣と連携したM&A戦略・投資テーマの企画立案・優先順位付け ・チーム方針・KPI設計、人材マネジメント（採用・育成・評価）の実施 ・投資委員会・経営会議等における意思決定プロセスの推進 ・他部門（ブランド戦略、財務、法務、SCM等）との協働体制の強化・構築 ・M&A／PMIに関する全社標準プロセス・ナレッジ基盤の構築 <2> 案件創出〜実行の統括（ソーシング／エグゼキューション／PMI） ・成長領域のリサーチ、ターゲットリストの設計および候補先の開拓 ・経営層・オーナーとの初期交渉、共創型M&Aモデルに基づく提携提案 ・ディールマネジメント全般（LOI～DD～クロージング/PMIまでの統括） <3> 全社推進・経営貢献（仕組み化・ガバナンス・投資戦略） ・投資後モニタリングおよびポートフォリオマネジメントの設計・運用 ・中長期的な投資戦略（CVC、海外展開等）への構想・推進への貢献 ・チームの将来像・組織設計を見据えた継続的な改善活動 ・対外発信（PR／広報／イベント登壇等）を通じたM&Aブランド力向上 共創型M&Aを通して、ブランドとブランドオーナー様へより大きな可能性を提供することがミッション。また、ECブランドのM&Aを主軸とした当社のビジネスモデル(ECロールアップ)の中でも、特に重要な役割を担うポジションです。プロジェクトやチームをリードしながら、将来的にはさらに経営に近いポジションでキャリアを築いていくこともできます。 当ポジションは、まず相互理解を深める意図で事業開発室室長との「カジュアル面談」を実施しております！現時点で少しでも興味をお持ちいただける方は、お気軽にご応募ください！ ※業務変更の範囲：会社の定める業務の範囲による ■参考資料 BizDevで学んだ「走るチーム」をつくるプロジェクトマネージャーの3つの型 https://note.com/moonx/n/n9d9c49093c40 【共創型M&Aとは？】事業の成長を掛け算で加速し、新たな可能性を切り開く出発点 https://note.com/moonx/n/ne3f90e80acea 共創型M&Aを導く、BizDev（事業開発室）を紐解く https://www.wantedly.com/companies/moon-x/post_articles/540114
勤務地別：東京都 🏙️ MX HD（MOON-X株式会社） 🟥 職群：投資・M&A
Marketing Director（BI事業部）
デジタルマーケティングの戦略立案〜運用全般を担当するMarketing Director募集
■MOON-Xとは ￣￣￣￣￣￣￣￣￣￣￣￣ 『ブランドと人の発射台』 ブランドを日本中・世界中で愛される存在へ育てるという挑戦を通じて、関わる人も、大きく成長していくことをめざしています。 ■事業 ￣￣￣￣￣￣￣￣￣￣￣￣ ◎ ブランド事業： MOON-Xは、人々のより良い暮らしを叶える多様なブランドを国内外で展開しています。 ブランド連携によるシナジーを活かし、人材・顧客体験の設計・テクノロジーの活用・販売チャネル戦略・サプライチェーン・クリエイティブなどの成功ノウハウをブランド間で共有し、個々のブランドの成長を加速させます。 これにより、大手ECモールからオフラインチャネルまで、グローバルな市場での展開を広げながら、生活を豊かにする価値を継続的にお客様へお届けします。 ◎ コンサルティング事業： 自社で複数ブランドを成長させてきた成功ノウハウと、支援会社でキャリアを積んだマーケティングのプロフェッショナルが持つ専門性を掛け合わせ、戦略設計から施策実行、日々の改善まで一気通貫で支援します。 業種を問わず、フルファネルでの高い成長シナリオを設計し、日々の運用に伴走することで、クライアントの継続的な事業成長を実現します。 ■期待している役割 ￣￣￣￣￣￣￣￣￣￣￣￣ 幅広いジャンルのプロダクトやブランド（消費財、化粧品、アパレルなど）を持つ様々なナショナルクライアントの戦略パートナーとして、デジタルマーケティングによって売上拡大・課題解決を”事業会社の経営視点”で提案し、デジタル広告やCRMなどの戦略・方針を立案し、運用ディレクション・予実管理などをしていただきます。 ※ご経験に合わせて業務内容や役割は調整が可能です。 ■具体的な仕事内容 ￣￣￣￣￣￣￣￣￣￣￣￣ ・企業のブランド認知度向上と顧客獲得を目指したデジタルマーケティング戦略の策定とメディアプランニング ・マーケティングキャンペーンの企画・実施 ・デジタル広告予算の管理とROIの最大化 ・デジタル広告領域における成果責任とクライアントへのアカウンタビリティ ・CRM領域はじめ、戦略設計とテクノロジーを活用した実行プランの策定と施策実行 ・運用チームのディレクション ・クリエイティブディレクターなど他職種との連携 マーケティングディレクターには、デジタルマーケティングにおける専門性を求めるため、領域特化型でも問題ありません。 ビジネスディレクターと共に、クライアントの課題をマーケティング視点で解決させるための戦略立案から運用ディレクションまですべてお願いしたいと思います。 ※変更の範囲：会社の定める業務の範囲による ▍ポジションの魅力 ・マーケティングに秀でた経営チーム (代表のキャリア：FacebookJapan代表←楽天←P&G) ・デジマ×戦略の視点での幅広い領域のナショナルクライアントのビジネスに向き合える ・ハンズオンのパートナーとして業界を代表する企業の経営陣やマネジャーに伴走できる ・アウトバウンドの新規開拓営業や、広告運用のエグゼキューションはなし ・事業側のリソースを使って（SCMや開発チームなど）運用が可能（ディストリビューターモデル） ・スタートアップならではの共に事業を大きくしていく醍醐味が味わえる ・Good Vibesな雰囲気のチームの中で仕事を楽しめる ・ハイブリッド形式のリモートワークで生産性の最大化が図れる ・リモートと出社のミックスでフレキシブルな働き方が可能 M&Aを積極的にしかけ、永続的な成長をめざすMOON-Xならではの豊富なキャリアパスをご用意しております。 ご自身のチャレンジ次第では、グループ会社(自社ECブランド事業)のCMO・COO・事業責任者・インハウスマーケター・ブランドマネージャーもお任せしたいと考えています。 キャリアプランやスキルセットに応じて、柔軟にご相談が可能です。 ＜キャリアパス実績＞ 自社ブランドのCOOに、Brand Inovation事業部から転籍した実績あり ■ MOON-XのCulture ＆People ￣￣￣￣￣￣￣￣￣￣￣￣ ・コンサルから「事業家」へ。ナレッジと人が循環するBI事業部の成長環境 https://note.com/moonx/n/nd9a04b777941 ・MOON-Xが育む「コンサル×事業視点を兼ね備えるマーケター集団」の可能性 https://note.com/moonx/n/n0369673ab45b ・広告代理店出身者がMOON-Xで開拓する「マーケターの新たな道」 https://note.com/moonx/n/n506e9372aaa1?sub_rt=share_b ・管理職から、再びプレイヤーへ。キャリアを逆算して選んだ、次の挑戦 https://note.com/moonx/n/n16b923869732 ・MOON-Xってどんな会社？ https://note.com/moonx/n/nacd98e8020d7?magazine_key=m9e6061bdf742 ＊他にもnoteでさまざまな角度から会社を紹介しています。ぜひご覧ください。 ▍現在のチーム体制 約20名(2026年1月現在) Meta、博報堂、博報堂DY、Speee、パーソルグループ、トランスコスモス、サイバーエージェント、北の達人、楽天、P&G、ドーム、ベイカレントコンサルティングなどで活躍してきたメンバーがおり、良い刺激を受けながら切磋琢磨できます。 メンバー一覧はこちら：https://www.moon-x.com/business/consulting ※想定所属先はMOON-X株式会社です。働き方については下部応募概要欄をご参照ください。
勤務地別：東京都 🟥 職群：ビジネス 🏙️ MX HD（MOON-X株式会社）
Marketing Producer（ECマーケティング支援／グループブランド担当／MX JP出向）
グループ横断で複数のブランド支援｜各ブランドの自社ECチャネルの拡大と売上/利益拡大に貢献できる方募集！
■MOON-Xとは ￣￣￣￣￣￣￣￣￣￣￣￣ 『ブランドと人の発射台』 ブランドを日本中・世界中で愛される存在へ育てるという挑戦を通じて、関わる人も、大きく成長していくことをめざしています。 ■事業 ￣￣￣￣￣￣￣￣￣￣￣￣ ◎ ブランド事業： MOON-Xは、人々のより良い暮らしを叶える多様なブランドを国内外で展開しています。 ブランド連携によるシナジーを活かし、人材・顧客体験の設計・テクノロジーの活用・販売チャネル戦略・サプライチェーン・クリエイティブなどの成功ノウハウをブランド間で共有し、個々のブランドの成長を加速させます。 これにより、大手ECモールからオフラインチャネルまで、グローバルな市場での展開を広げながら、生活を豊かにする価値を継続的にお客様へお届けします。 ◎ コンサルティング事業： 自社で複数ブランドを成長させてきた成功ノウハウと、支援会社でキャリアを積んだマーケティングのプロフェッショナルが持つ専門性を掛け合わせ、戦略設計から施策実行、日々の改善まで一気通貫で支援します。 業種を問わず、フルファネルでの高い成長シナリオを設計し、日々の運用に伴走することで、クライアントの継続的な事業成長を実現します。 ■期待している役割 各ブランドにおける自社ECの売上/利益の拡大がミッションです。広告運用、インフルエンサーやアフィリエイト施策などのプロモーション、SNS活用、商品企画を通したブランドの成長支援に取り組んでいただきます。 ■具体的な仕事内容 1）マーケティング業務 ・デジタル広告運用（Google,Yahoo!,Meta,LINE,TikTok,Xなど） ・インフルエンサー、アフィリエイトなどのディレクション ・クリエイティブにおけるPDCA ・商品企画の立案 ・プロモーション施策におけるプロジェクトマネジメント ・その他、マーケティング領域での業務全般 2）戦略立案 ・同じGrowth統括部所属のBusiness Directorやグループ会社ブランドのCEO/COO/ブランドマネージャーと共にマーケティング戦略の立案 3）成功事例のメニュー化 ・横串の組織として、成功したマーケティング施策は他のブランドでも再現できるようにメニュー化 ※変更の範囲：会社の定める業務の範囲による ■募集の背景 2025年に新設されたBrand Growth部の人員体制強化となります。事業拡大によるマーケティング人材を追加で募集いたします。なお、支援対象となるMOON-Xグループのブランドの数は2025年5月時点で7ブランドですが、今後も新たなM&Aにより増える可能性があります。 ▼主なブランド ・ママパパに「寄り添い共感」するベビー&マタニティブランド「ケラッタ」 ・日常を更に素敵なモノにする寝具ブランド「ヒツジのいらない枕」 ・猫との暮らしを豊かにする「猫壱」 ・美と健康を追求するヘルスケア&ビューティーブランド「レバンテ」 ・シンプルな機能美で紡ぐ日々の愛着「FUROSHIKI」 ・いつまでも綺麗でありたい人々をサポートするヘアケアブランド「VALANROSE」 ・機能性とデザイン性を兼ね備えた女性向けインナーブランド「momoful」 など ■ポジションの魅力 ・現在年間売上数十億規模のブランドを100億のブランドに成長させる当事者になることができます。 ・MOON-Xは今後も新しいブランドのジョインを予定しているため、様々なカテゴリのブランドに携わることができる可能性があります。 ・Meta、楽天、P&G、サイバーエージェント、博報堂など名だたる企業出身の優秀なメンバーと一緒にプロジェクトを進めることができます。MOON-Xの代表は元Meta日本法人代表をの経歴であり、優秀な経営層とも距離が近くコミュニケーションを取ることができます。 ・実績を上げていただければ、いずれグループ会社のCMO/COO候補として事業会社にジョインすることも可能です。 ※想定所属先はMOON-X株式会社です。働き方については下部応募概要欄をご参照ください。
🏙️ MX JP（MOON-X Japan株式会社） 勤務地別：東京都 🟥 職群：ビジネス 🏙️ MX HD（MOON-X株式会社）
Marketing Producer（バランローズカンパニー所属）
Business Director バランローズ マーケティング統括部長候補
MOON-Xグループでは、「ブランドを、次の成長曲線へ引き上げる事業リーダー」を求めています。 このポジションは、MOON-Xに入社後、MOON-X Japan株式会社であるバランローズカンパニーへ出向し、主力ECブランドの成長を牽引する「ECマーケティング部部長候補（事業責任者候補）」としてご活躍いただくポジションです。 当ポジションの魅力： ・「人とブランドの発射台」をミッションとし急成長を続けるMOON-Xグループの中で、国内最大の事業規模を誇る子会社の基盤強化を行う、チャレンジングかつインパクトの大きい希少なポジションです ・多くのブランドを抱えるMXグループのアセットやノウハウを活用しながら、事業・自身を成長させることが可能です ※出向予定先 ■バランローズカンパニーとは ￣￣￣￣￣￣￣￣￣￣￣￣ 2012年に大阪を拠点に、バラをイメージした自社ブランド「VALANROSE（バランローズ）」が誕生し、今年で14期を迎えました。 中でも「KUROクリームシャンプー」は、手軽に白髪ケアできる商品として好評を博し、定期購入のリピーターが増え続けている人気商品です。 ※情報バラエティー番組「Girls Happy Style（ガールズハッピースタイル）」でも、KUROクリームシャンプーが紹介されました！ぜひご覧ください。 https://youtu.be/FGplKD4YSJM 単品リピート通販モデルを活用しながらも、ECプラットフォームにて白髪染めランキング1位を獲得するなど飛躍的成長をとげています。 2024年12月には、共創型M&Aによって MOON-X株式会社と経営統合をし、ヘルス＆ビューティケア領域のリーディングブランドを目指しており、急成長中です。 https://digitalpr.jp/r_detail.php?release_id=102880 ＜バランローズカンパニーってどんな会社？＞ https://note.com/moonx/n/ndf4757b21c1d?sub_rt=share_b ＜主な自社商品＞ ・「KURO」ただ染めるだけでなく「美しさ」にこだわる方へ。白髪染めクリームシャンプー ・「OYASUMI」活性炭配合で頭皮の皮脂汚れを吸着・洗浄でき、おやすみ前のシャンプーで簡単スカルプケア。 ・「ヘアエッセンスオイル」完全オーガニック栽培の高級アルバローズオイル配合のヘアオイル。 ■当ポジションのミッション ￣￣￣￣￣￣￣￣￣￣￣￣ バランローズカンパニー代表直下での事業経営と利益最大化がメインミッションです。 代表に代わり、EC事業の全責任（PL責任）を担い、スピーディーな意思決定を行うことを期待します。 「アフィリエイトによる新規獲得」と「CRMによるLTV最大化」を連動させ、売上規模の拡大だけでなく、利益を生み出し続ける事業構造を完成してくださる方を募集します。 ■具体的な業務内容 ￣￣￣￣￣￣￣￣￣￣￣￣ 代表直下で意思決定を担い、既存の主力ブランドをさらにスケールさせる「経営幹部候補」として、事業をお任せします。 ◇事業戦略・PLマネジメント（経営視点） ・事業計画の策定: 年間・半期ごとの売上・利益目標の設計および、達成に向けたロードマップの作成 ・予算配分と投資判断: 広告宣伝費、システム投資などの予算策定と、ROI最大化に向けたリソース配分の意思決定 ・KGI/KPI設計: 事業フェーズに合わせた重要指標（CPA、LTV、継続率など）の定義とモニタリング体制の構築 ◇マーケティング・CRM戦略の総指揮（戦略設計） ・集客ポートフォリオの最適化: アドアフィリエイトを中心としつつ、リスク分散と拡大を狙ったWeb広告全般の媒体戦略立案 ・クリエイティブ戦略の統括: ブランド毀損を防ぎつつ獲得を最大化するための、訴求軸・コミュニケーション設計のディレクション(タレント起用や新規獲得施策立案も含む) ・LTV最大化モデルの構築: 顧客ロイヤリティを高めるためのCRM戦略（アップセル、クロスセル、F2転換率向上）の全体設計と指揮 ◇組織開発・マネジメント（組織づくり） ・組織構造の設計: 事業拡大に伴う最適な人員配置、採用計画の立案、業務フローの標準化 ・メンバーマネジメント: 各チームメンバーの育成、評価制度の運用、モチベーション管理 ・外部アライアンス統括: 主要パートナー（代理店）との上位レイヤーでの交渉および関係構築 ※変更の範囲：会社の定める業務の範囲による
🏙️ MX JP（MOON-X Japan株式会社） 🟥 職群：ビジネス 🏙️ MX HD（MOON-X株式会社） 勤務地別：大阪府 🏙️ バランローズカンパニー
SCM Manager（MXJP出向）
SCM Manager｜急成長事業を支えるサプライチェーン組織の標準化・横断化を牽引
スローガン「Better, Cheaper & Faster」を掲げるSCM部門は、 End to End（海外製造工場からアマゾン・楽天の倉庫まで）のサプライチェーンにおける「販売・発注・生産・品質・在庫・倉庫・配送」を管理してカスタマーに高品質な商品をタイムリーにお届けし、且つコスト削減と在庫の適正化をミッションとしています。 当ポジションにおいては、オペレーションを「止めない」「荒らさない」「改善し続ける」こと。顧客体験（CX）と現場実務の両立を図り、スケールしても破綻しないオペレーション基盤を構築・運用することがミッションです。 ■MOON-Xについて MOON-Xが展開するのは、“共創型M&A”という独自スタイルのビジネス。 一般的なM&Aのように一方の企業に吸収合併される形ではなく、ポテンシャルを秘めたブランドをグループに迎え、お互いの強みを持ち寄り、ONE Teamとなってブランドの更なる飛躍と継続的な成長を目指します。社内に各分野における一流のプロフェッショナルたちを擁し、テクノロジーや戦略を駆使してブランドの成長を支援することで、グループは急成長しています。 ＜グループブランドの例＞ ・子育てへの共感から生まれたベビー＆マタニティブランド「ケラッタ」 ・ヒツジを数える間もなく眠れる「ヒツジのいらない枕」 ・猫のために尽くす生活用品ブランドの「猫壱」 …など ■具体的な業務内容 ￣￣￣￣￣￣￣￣￣ ・複数事業部にまたがるSCMオペレーションの統括 （需給・発注・入出荷・在庫・物流・会計連携の日常運用のマネジメント） ・メンバーのマネジメント・育成 （既存課長／メンバーを束ね、評価・育成・チーム運営を担う） ・業務標準化の推進 （事業部ごとに異なる業務フローを標準形に整え、横断・兼任が成立する状態をつくる） ・基幹システム（奉行ERP）移行の運用側オーナーシップ （標準化された業務をシステムに乗せ、移行後の運用を回す） ・事業部間・関連部署（会計・財務・営業等）との調整 （現場で発生する例外処理の一次判断を含む） ・組織移行（事業部軸→機能軸）の現場推進 （部門長と連携し、段階移行を実行する） ※業務イメージ 複数事業部（当面4〜6事業部）のサプライチェーン運用を統括し、業務標準化と機能軸への組織移行を、現場のオペレーションとピープルマネジメントの両面から推進。 ※事業会社への関与イメージは下記です。 ・週1〜2日程度、事業会社に入り込む想定です。 ・入社後は戦略面に重きをおきつつ実務も入っていただきます。 ※変更の範囲：会社の定める業務の範囲による ■チーム体制 ￣￣￣￣￣￣ ▼主要メンバープロフィール ・執行役員/CSCO（Chief Supply Chain Officer） https://www.moon-x.com/member/profile/matsumoto ※P&G→Amazon→2022年11月より、MOON-Xサプライチェーン統括に就任 ・SCM Capability部 部長 https://www.moon-x.com/member/profile/uSjdv8KP ・SCM部門 部長 https://note.com/moonx/n/nb2551c96cce9?from=notice ※業務変更の範囲：会社の定める業務の範囲による、MoonX-JP所属予定です。
🟥職群：製造・ロジスティクス
SCM Strategy & Planning Manager（Group SCM​統括部／MXJP出向）
PMI×SCM変革の最前線へ。グループ横断で物流・在庫・KPIを最適化し、成長を加速させるマネージャーを募集！
スローガン「Better, Cheaper & Faster」を掲げるSCM部門は、 End to End（海外製造工場からアマゾン・楽天の倉庫まで）のサプライチェーンにおける「販売・発注・生産・品質・在庫・倉庫・配送」を管理してカスタマーに高品質な商品をタイムリーにお届けし、且つコスト削減と在庫の適正化をミッションとしています。 当ポジションにおいては、オペレーションを「止めない」「荒らさない」「改善し続ける」こと。顧客体験（CX）と現場実務の両立を図り、スケールしても破綻しないオペレーション基盤を構築・運用することがミッションです。 ■MOON-Xについて MOON-Xが展開するのは、“共創型M&A”という独自スタイルのビジネス。 一般的なM&Aのように一方の企業に吸収合併される形ではなく、ポテンシャルを秘めたブランドをグループに迎え、お互いの強みを持ち寄り、ONE Teamとなってブランドの更なる飛躍と継続的な成長を目指します。社内に各分野における一流のプロフェッショナルたちを擁し、テクノロジーや戦略を駆使してブランドの成長を支援することで、グループは急成長しています。 ＜グループブランドの例＞ ・子育てへの共感から生まれたベビー＆マタニティブランド「ケラッタ」 ・ヒツジを数える間もなく眠れる「ヒツジのいらない枕」 ・猫のために尽くす生活用品ブランドの「猫壱」 …など ■具体的な業務内容 ￣￣￣￣￣￣￣￣￣ ・グループ全体のSCM KPI設計・モニタリング ・在庫・物流費データの分析、改善施策の立案・実行 ・PSI（需要・供給・在庫）運用の設計・改善 ・SCM業務フロー・内部統制の整備、ドキュメント化 ・各ブランドSCM担当との協働による改善プロジェクト推進 ※事業会社への関与イメージは下記です。 ・週1〜2日程度、事業会社に入り込む想定です。 ・入社後は戦略面に重きをおきつつ実務も入っていただきます。 ※変更の範囲：会社の定める業務の範囲による ■チーム体制 ￣￣￣￣￣￣ ▼主要メンバープロフィール ・執行役員/CSCO（Chief Supply Chain Officer） https://www.moon-x.com/member/profile/matsumoto ※P&G→Amazon→2022年11月より、MOON-Xサプライチェーン統括に就任 ・SCM Capability部 部長 https://www.moon-x.com/member/profile/uSjdv8KP
🟥職群：製造・ロジスティクス 勤務地別：東京都 🏙️ MX HD（MOON-X株式会社）